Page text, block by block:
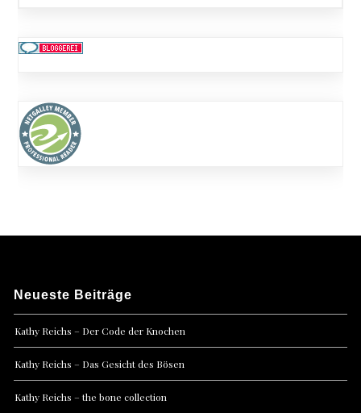
Neueste Beiträge
Kathy Reichs – Der Code der Knochen
Kathy Reichs – Das Gesicht des Bösen
Kathy Reichs – the bone collection